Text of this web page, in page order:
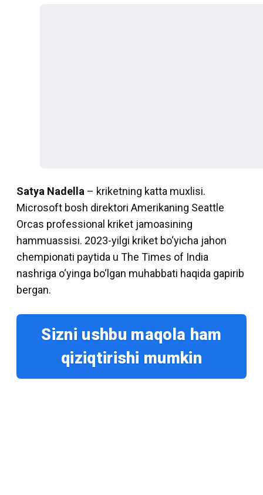
Satya Nadella – kriketning katta muxlisi.
Microsoft bosh direktori Amerikaning Seattle
Orcas professional kriket jamoasining
hammuassisi. 2023-yilgi kriket bo‘yicha jahon
chempionati paytida u The Times of India
nashriga o‘yinga bo‘lgan muhabbati haqida gapirib
bergan.
Sizni ushbu maqola ham
qiziqtirishi mumkin